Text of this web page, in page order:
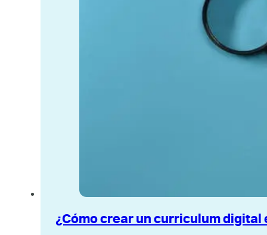
¿Cómo crear un curriculum digital